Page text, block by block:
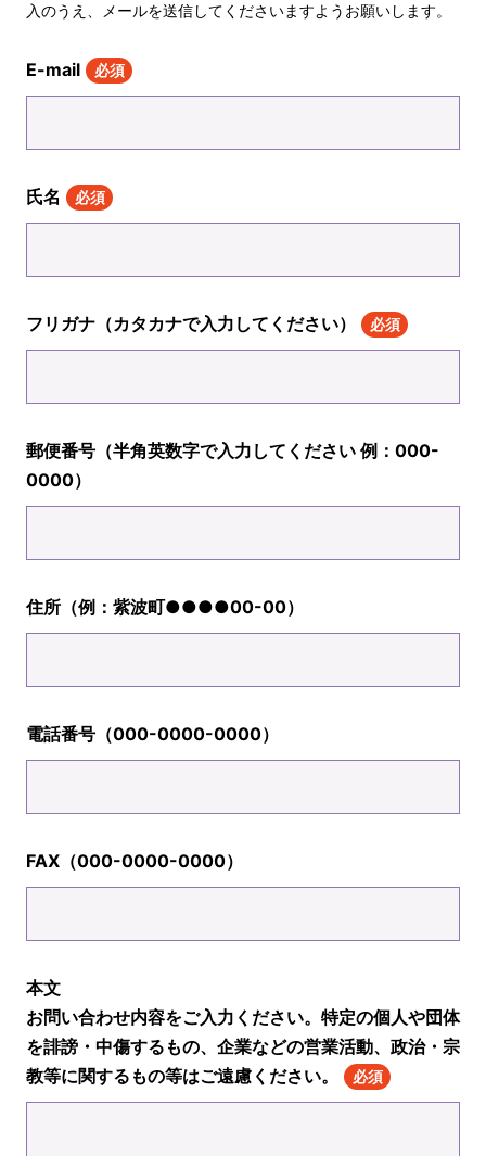
入のうえ、メールを送信してくださいますようお願いします。
E-mail 必須
氏名 必須
フリガナ（カタカナで入力してください） 必須
郵便番号（半角英数字で入力してください 例：000-
0000）
住所（例：紫波町●●●●00-00）
電話番号（000-0000-0000）
FAX（000-0000-0000）
本文
お問い合わせ内容をご入力ください。特定の個人や団体
を誹謗・中傷するもの、企業などの営業活動、政治・宗
教等に関するもの等はご遠慮ください。
必須